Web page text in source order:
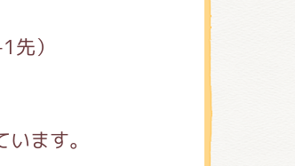
）
ます。